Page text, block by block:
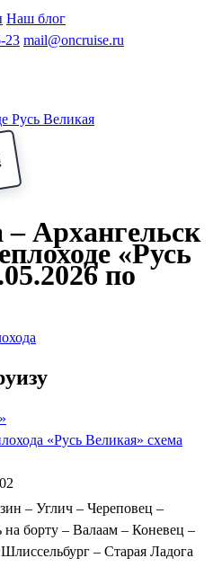
Все города
В Ростов-на-Дону
По ОкеПо Енисею
революция
Иван
Наш блог
23 mail@oncruise.ru
Русь Великая
Архангельск
«Русь
по
«Русь Великая» схема
– Углич – Череповец –
борту – Валаам – Коневец –
– Старая Ладога